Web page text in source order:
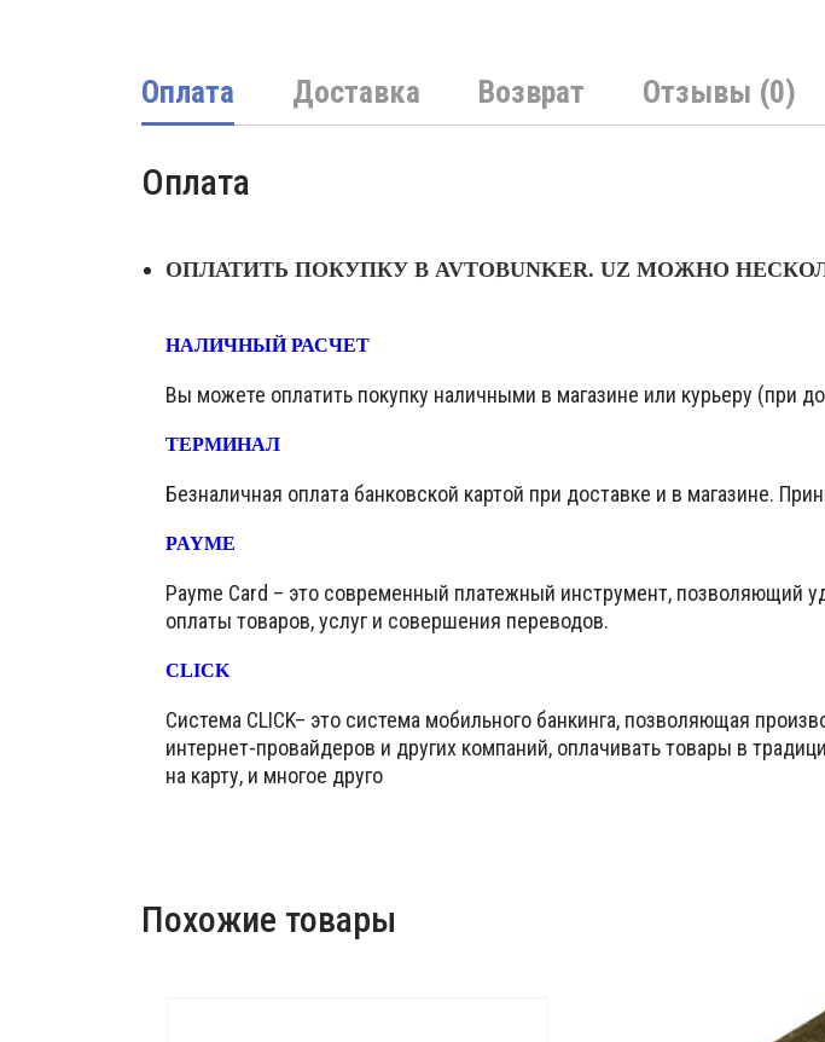
Оплата Доставка Возврат Отзывы (0)
Оплата
ОПЛАТИТЬ ПОКУПКУ В AVTOBUNKER. UZ МОЖНО
НАЛИЧНЫЙ РАСЧЕТ
Вы можете оплатить покупку наличными в магазине или курьеру (при
ТЕРМИНАЛ
Безналичная оплата банковской картой при доставке и в магазине.
PAYME
Payme Card – это современный платежный инструмент, позволяющий
оплаты товаров, услуг и совершения переводов.
CLICK
Система CLICK– это система мобильного банкинга, позволяющая
интернет-провайдеров и других компаний, оплачивать товары в
на карту, и многое друго
Похожие товары